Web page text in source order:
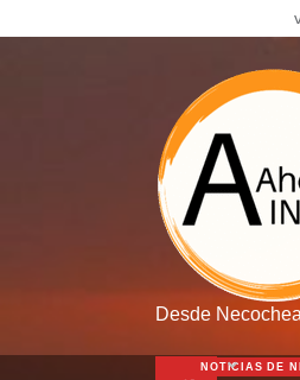
to
Desde
NOTICIAS DE